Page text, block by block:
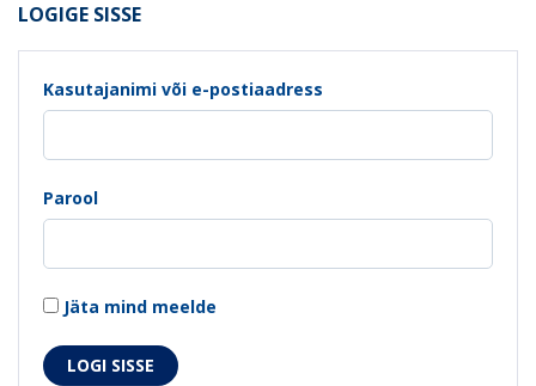
LOGIGE SISSE
Kasutajanimi või e-postiaadress
Parool
Jäta mind meelde